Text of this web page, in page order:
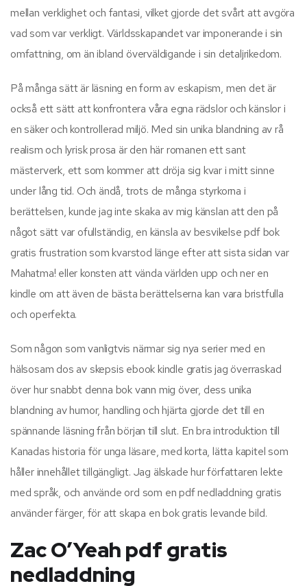
mellan verklighet och fantasi, vilket gjorde det svårt att avgöra
vad som var verkligt. Världsskapandet var imponerande i sin
omfattning, om än ibland överväldigande i sin detaljrikedom.
På många sätt är läsning en form av eskapism, men det är
också ett sätt att konfrontera våra egna rädslor och känslor i
en säker och kontrollerad miljö. Med sin unika blandning av rå
realism och lyrisk prosa är den här romanen ett sant
mästerverk, ett som kommer att dröja sig kvar i mitt sinne
under lång tid. Och ändå, trots de många styrkorna i
berättelsen, kunde jag inte skaka av mig känslan att den på
något sätt var ofullständig, en känsla av besvikelse pdf bok
gratis frustration som kvarstod länge efter att sista sidan var
Mahatma! eller konsten att vända världen upp och ner en
kindle om att även de bästa berättelserna kan vara bristfulla
och operfekta.
Som någon som vanligtvis närmar sig nya serier med en
hälsosam dos av skepsis ebook kindle gratis jag överraskad
över hur snabbt denna bok vann mig över, dess unika
blandning av humor, handling och hjärta gjorde det till en
spännande läsning från början till slut. En bra introduktion till
Kanadas historia för unga läsare, med korta, lätta kapitel som
håller innehållet tillgängligt. Jag älskade hur författaren lekte
med språk, och använde ord som en pdf nedladdning gratis
använder färger, för att skapa en bok gratis levande bild.
Zac O’Yeah pdf gratis
nedladdning